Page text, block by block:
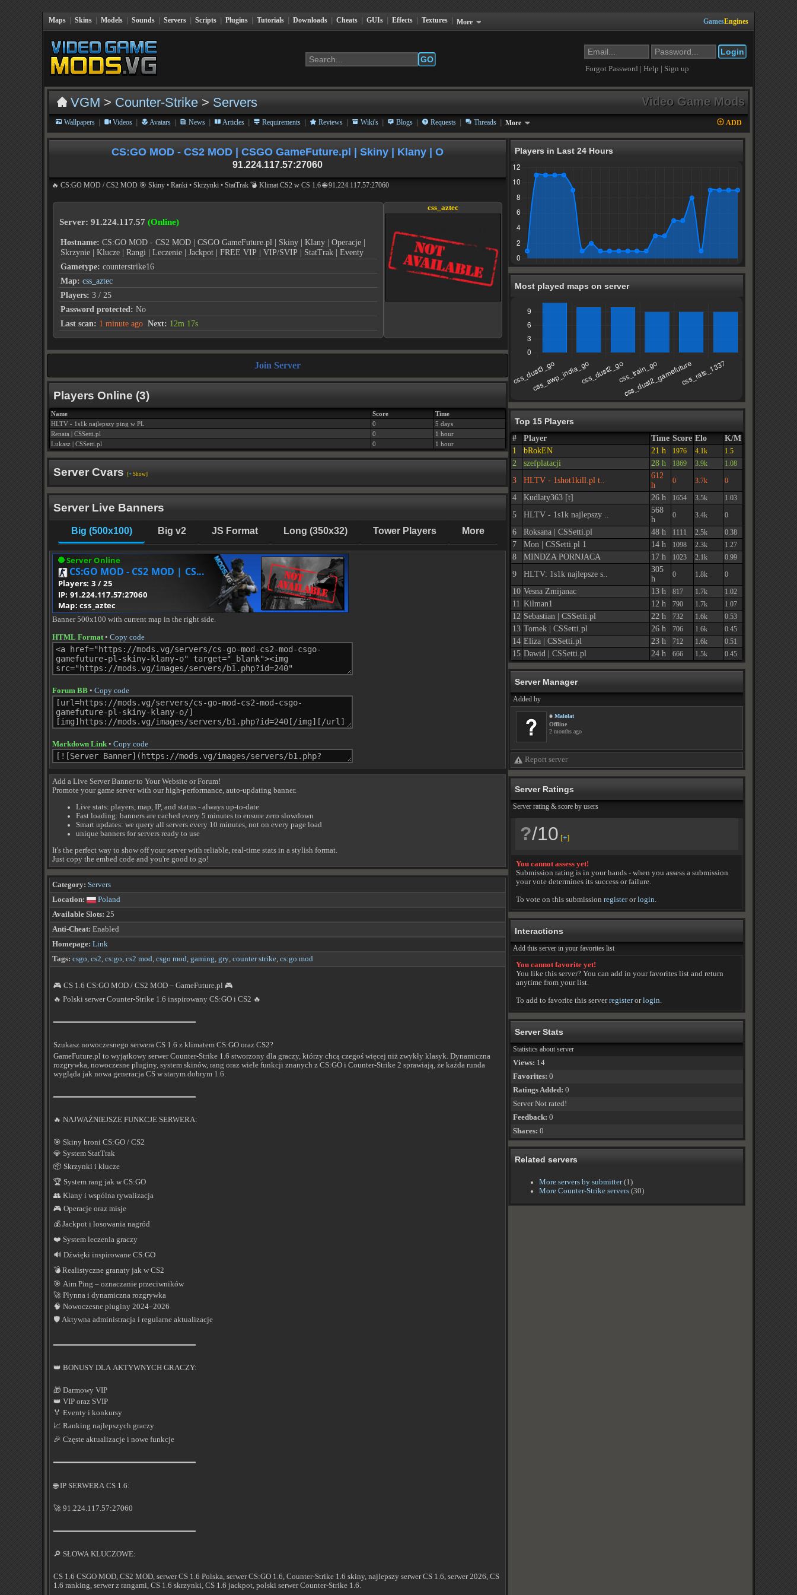
Maps Skins Models Sounds Servers Scripts Plugins Tutorials Downloads Cheats GUIs Effects Textures More GamesEngines
GO
Forgot Password | Help | Sign up
VGM > Counter-Strike > Servers Video Game Mods
Wallpapers | Videos | Avatars | News | Articles | Requirements | Reviews | Wiki's | Blogs | Requests | Threads | More ADD
CS:GO MOD - CS2 MOD | CSGO GameFuture.pl | Skiny | Klany | O
91.224.117.57:27060
🔥 CS:GO MOD / CS2 MOD 🎯 Skiny • Ranki • Skrzynki • StatTrak 💣 Klimat CS2 w CS 1.6 🌐 91.224.117.57:27060
Server: 91.224.117.57 (Online)
Hostname: CS:GO MOD - CS2 MOD | CSGO GameFuture.pl | Skiny | Klany | Operacje |
Skrzynie | Klucze | Rangi | Leczenie | Jackpot | FREE VIP | VIP/SVIP | StatTrak | Eventy
Gametype: counterstrike16
Map: css_aztec
Players: 3 / 25
Password protected: No
Last scan: 1 minute ago Next: 12m 17s
css_aztec
Join Server
Players Online (3)
Name Score
Time
HLTV - 1s1k najlepszy ping w PL
0
5 days
Renata | CSSetti.pl
0
1 hour
Lukasz | CSSetti.pl
0 1 hour
Server Cvars [+ Show]
Server Live Banners
Big (500x100) Big v2 JS Format Long (350x32) Tower Players More
Banner 500x100 with current map in the right side.
HTML Format• Copy code
Forum BB • Copy code
Markdown Link • Copy code
Add a Live Server Banner to Your Website or Forum!
Promote your game server with our high-performance, auto-updating banner.
Live stats: players, map, IP, and status - always up-to-date
Fast loading: banners are cached every 5 minutes to ensure zero slowdown
Smart updates: we query all servers every 10 minutes, not on every page load
unique banners for servers ready to use
It's the perfect way to show off your server with reliable, real-time stats in a stylish format.
Just copy the embed code and you're good to go!
Category: Servers
Location:
Poland
Available Slots: 25
Anti-Cheat: Enabled
Homepage: Link
Tags: csgo cs2 cs:go cs2 mod csgo mod gaming gry counter strike cs:go mod
🎮 CS 1.6 CS:GO MOD / CS2 MOD – GameFuture.pl 🎮
🔥 Polski serwer Counter-Strike 1.6 inspirowany CS:GO i CS2 🔥
━━━━━━━━━━━━━━━━━━━━━━━━━━━━━━
Szukasz nowoczesnego serwera CS 1.6 z klimatem CS:GO oraz CS2?
GameFuture.pl to wyjątkowy serwer Counter-Strike 1.6 stworzony dla graczy, którzy chcą czegoś więcej niż zwykły klasyk. Dynamiczna
rozgrywka, nowoczesne pluginy, system skinów, rang oraz wiele funkcji znanych z CS:GO i Counter-Strike 2 sprawiają, że każda runda
wygląda jak nowa generacja CS w starym dobrym 1.6.
━━━━━━━━━━━━━━━━━━━━━━━━━━━━━━
🔥 NAJWAŻNIEJSZE FUNKCJE SERWERA:
🎯 Skiny broni CS:GO / CS2
💎 System StatTrak
📦 Skrzynki i klucze
🏆 System rang jak w CS:GO
👥 Klany i wspólna rywalizacja
🎮 Operacje oraz misje
💰 Jackpot i losowania nagród
❤️ System leczenia graczy
🔊 Dźwięki inspirowane CS:GO
💣 Realistyczne granaty jak w CS2
🎯 Aim Ping – oznaczanie przeciwników
🚀 Płynna i dynamiczna rozgrywka
🧠 Nowoczesne pluginy 2024–2026
🛡️ Aktywna administracja i regularne aktualizacje
━━━━━━━━━━━━━━━━━━━━━━━━━━━━━━
👑 BONUSY DLA AKTYWNYCH GRACZY:
🎁 Darmowy VIP
👑 VIP oraz SVIP
🏅 Eventy i konkursy
📈 Ranking najlepszych graczy
🎉 Częste aktualizacje i nowe funkcje
━━━━━━━━━━━━━━━━━━━━━━━━━━━━━━
🌐 IP SERWERA CS 1.6:
🚀 91.224.117.57:27060
━━━━━━━━━━━━━━━━━━━━━━━━━━━━━━
🔎 SŁOWA KLUCZOWE:
CS 1.6 CSGO MOD, CS2 MOD, serwer CS 1.6 Polska, serwer CS:GO 1.6, Counter-Strike 1.6 skiny, najlepszy serwer CS 1.6, serwer 2026, CS
1.6 ranking, serwer z rangami, CS 1.6 skrzynki, CS 1.6 jackpot, polski serwer Counter-Strike 1.6.
Players in Last 24 Hours
Most played maps on server
Top 15 Players
# Player Time Score Elo
K/M
1
bRokEN 21 h 1976 4.1k 1.5
2 szefplatacji 28 h 1869 3.9k 1.08
3 HLTV - 1shot1kill.pl t..
612
h
0 3.7k 0
4 Kudlaty363 [t] 26 h 1654 3.5k 1.03
5 HLTV - 1s1k najlepszy ..
568
h
0 3.4k 0
6 Roksana | CSSetti.pl 48 h 1111 2.5k 0.38
7 Mon | CSSetti.pl 1 14 h 1098 2.3k 1.27
8 MINDZA PORNJACA 17 h 1023 2.1k 0.99
9 HLTV: 1s1k najlepsze s..
305
h
0 1.8k 0
10 Vesna Zmijanac 13 h 817 1.7k 1.02
11 Kilman1 12 h 790 1.7k 1.07
12 Sebastian | CSSetti.pl 22 h 732 1.6k 0.53
13 Tomek | CSSetti.pl 26 h 706 1.6k 0.45
14 Eliza | CSSetti.pl 23 h 712 1.6k 0.51
15 Dawid | CSSetti.pl 24 h 666 1.5k 0.45
Server Manager
Added by
Malolat
Offline
2 months ago
Report server
Server Ratings
Server rating & score by users
?/10 [+]
You cannot assess yet!
Submission rating is in your hands - when you assess a submission
your vote determines its success or failure.
To vote on this submission registerorlogin.
Interactions
Add this server in your favorites list
You cannot favorite yet!
You like this server? You can add in your favorites list and return
anytime from your list.
To add to favorite this serverregisterorlogin.
Server Stats
Statistics about server
Views: 14
Favorites: 0
Ratings Added: 0
Server Not rated!
Feedback: 0
Shares: 0
Related servers
More servers by submitter(1)
More Counter-Strike servers (30)